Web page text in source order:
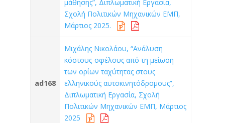
μάθησης”, Διπλωματική Εργασία,
Σχολή Πολιτικών Μηχανικών ΕΜΠ,
Μάρτιος 2025.
ad168
Μιχάλης Νικολάου, “Ανάλυση
κόστους-οφέλους από τη μείωση
των ορίων ταχύτητας στους
ελληνικούς αυτοκινητόδρομους”,
Διπλωματική Εργασία, Σχολή
Πολιτικών Μηχανικών ΕΜΠ, Μάρτιος
2025